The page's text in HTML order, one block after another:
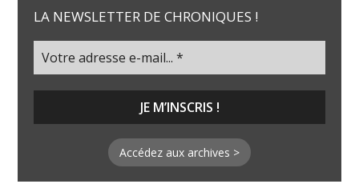
LA NEWSLETTER DE CHRONIQUES !
Accédez aux archives >